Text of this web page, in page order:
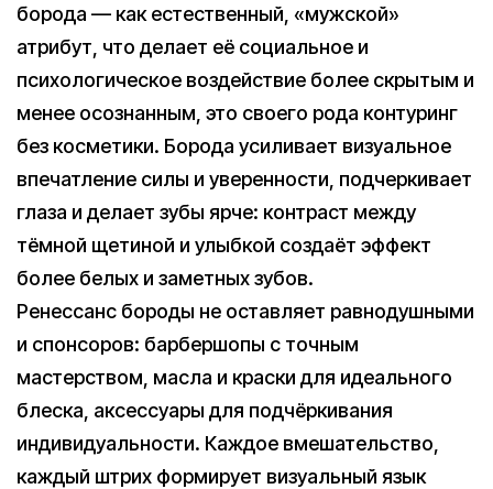
борода — как естественный, «мужской»
атрибут, что делает её социальное и
психологическое воздействие более скрытым и
менее осознанным, это своего рода контуринг
без косметики. Борода усиливает визуальное
впечатление силы и уверенности, подчеркивает
глаза и делает зубы ярче: контраст между
тёмной щетиной и улыбкой создаёт эффект
более белых и заметных зубов.
Ренессанс бороды не оставляет равнодушными
и спонсоров: барбершопы с точным
мастерством, масла и краски для идеального
блеска, аксессуары для подчёркивания
индивидуальности. Каждое вмешательство,
каждый штрих формирует визуальный язык